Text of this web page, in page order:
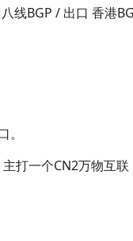
线BGP / 出口 香港
打一个CN2万物互